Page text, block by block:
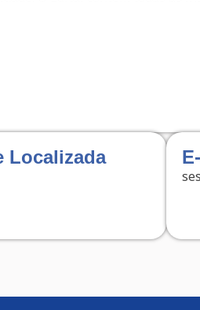
Localizada